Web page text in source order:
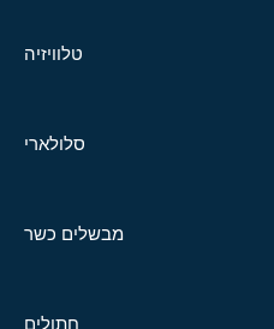
טלוויזיה
סלולארי
מבשלים כשר
חתולים